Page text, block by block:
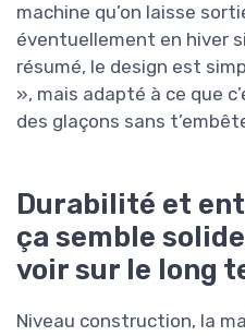
machine qu’on laisse
éventuellement en hiver
résumé, le design est
», mais adapté à ce que
des glaçons sans
Durabilité et
ça semble
voir sur le long
Niveau construction, la